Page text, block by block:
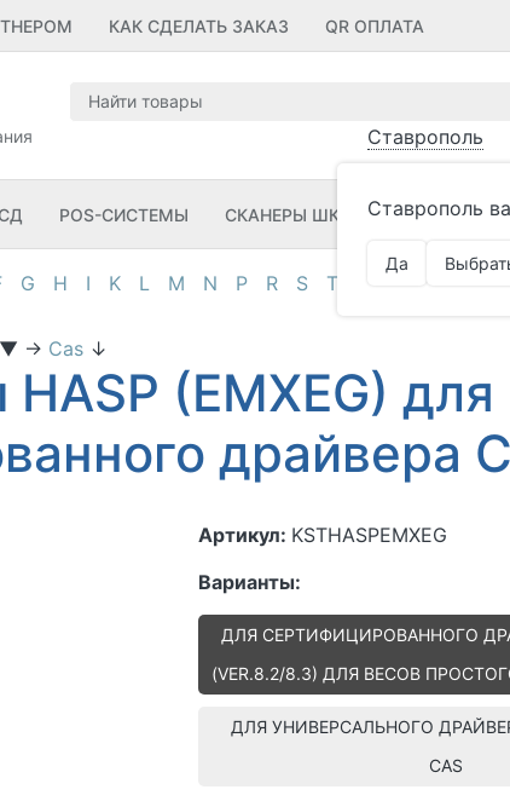
КАК СДЕЛАТЬ ЗАКАЗ QR ОПЛАТА
Ставрополь
Ставрополь
Да
POS-СИСТЕМЫ СКАНЕРЫ ШК ПРИНТЕРЫ ШК
G H I K L M N P R S T Z
▼ → Cas ↓
(EMXEG) для
драйвера
Артикул: KSTHASPEMXEG
Варианты:
ДЛЯ СЕРТИФИЦИРОВАННОГО
(VER.8.2/8.3) ДЛЯ ВЕСОВ
ДЛЯ УНИВЕРСАЛЬНОГО
CAS